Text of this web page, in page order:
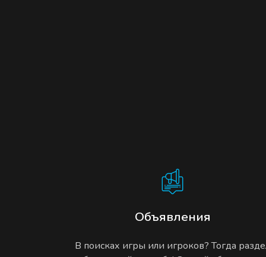
Объявления
В поисках игры или игроков? Тогда